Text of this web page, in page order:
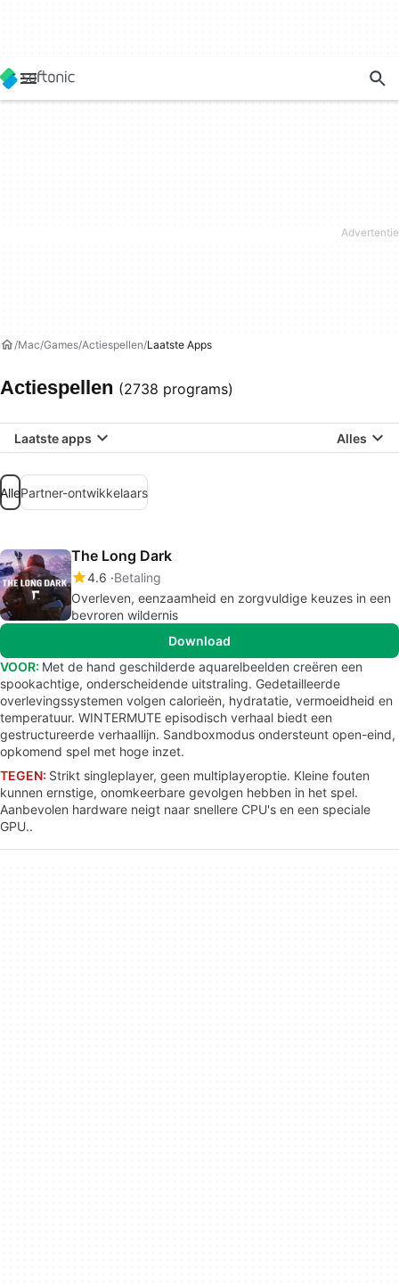
Mac Games Actiespellen Laatste Apps
Actiespellen (2738 programs)
Laatste apps Alles
AllePartner-ontwikkelaars
The Long Dark
4.6 Betaling
Overleven, eenzaamheid en zorgvuldige keuzes in een
bevroren wildernis
Download
VOOR: Met de hand geschilderde aquarelbeelden creëren een
spookachtige, onderscheidende uitstraling. Gedetailleerde
overlevingssystemen volgen calorieën, hydratatie, vermoeidheid en
temperatuur. WINTERMUTE episodisch verhaal biedt een
gestructureerde verhaallijn. Sandboxmodus ondersteunt open-eind,
opkomend spel met hoge inzet.
TEGEN: Strikt singleplayer, geen multiplayeroptie. Kleine fouten
kunnen ernstige, onomkeerbare gevolgen hebben in het spel.
Aanbevolen hardware neigt naar snellere CPU's en een speciale
GPU..